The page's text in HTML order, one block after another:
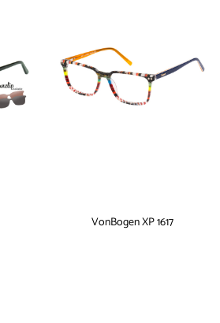
VonBogen XP 1617